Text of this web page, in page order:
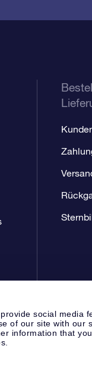
social media
of our site with our
information that